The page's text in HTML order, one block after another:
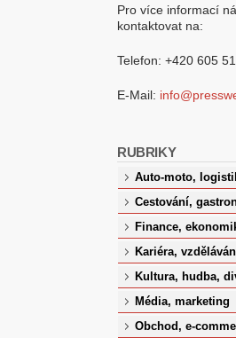
Pro více informací
kontaktovat na:
Telefon: +420 605
E-Mail:
RUBRIKY
Auto-moto,
Cestování,
Finance,
Kariéra,
Kultura, hudba,
Média, marketing
Obchod, e-